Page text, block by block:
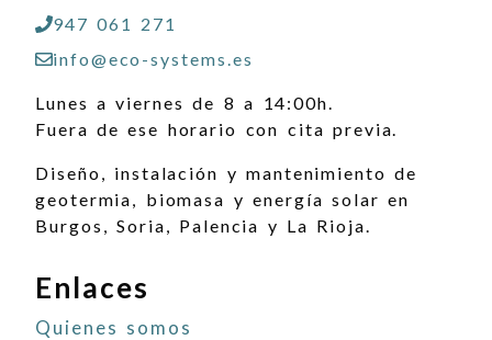
947 061 271
info@eco-systems.es
Lunes a viernes de 8 a 14:00h.
Fuera de ese horario con cita previa.
Diseño, instalación y mantenimiento de
geotermia, biomasa y energía solar en
Burgos, Soria, Palencia y La Rioja.
Enlaces
Quienes somos